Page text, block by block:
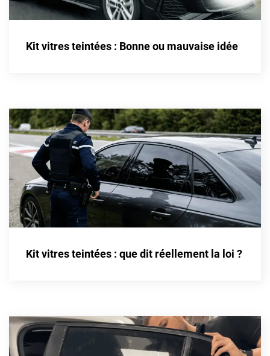
Kit vitres teintées : Bonne ou mauvaise idée
Kit vitres teintées : que dit réellement la loi ?